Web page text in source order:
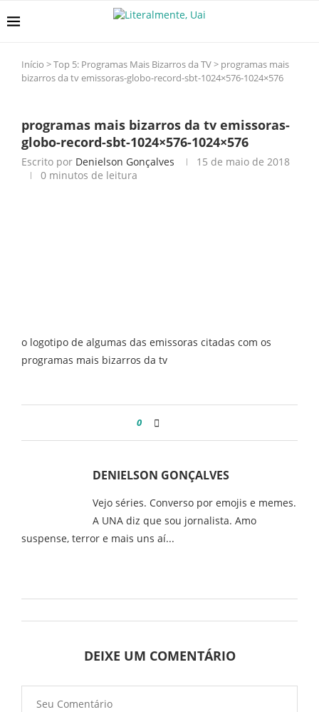
Início >Top 5: Programas Mais Bizarros da TV> programas mais
bizarros da tv emissoras-globo-record-sbt-1024×576-1024×576
programas mais bizarros da tv emissoras-
globo-record-sbt-1024×576-1024×576
Escrito por Denielson Gonçalves
15 de maio de 2018
0 minutos de leitura
o logotipo de algumas das emissoras citadas com os
programas mais bizarros da tv
0
DENIELSON GONÇALVES
Vejo séries. Converso por emojis e memes.
A UNA diz que sou jornalista. Amo
suspense, terror e mais uns aí...
DEIXE UM COMENTÁRIO